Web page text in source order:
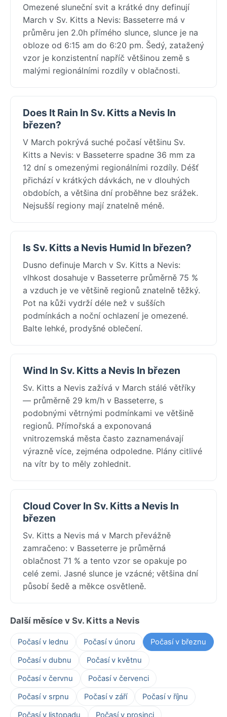
Omezené sluneční svit a krátké dny definují
March v Sv. Kitts a Nevis: Basseterre má v
průměru jen 2.0h přímého slunce, slunce je na
obloze od 6:15 am do 6:20 pm. Šedý, zatažený
vzor je konzistentní napříč většinou země s
malými regionálními rozdíly v oblačnosti.
Does It Rain In Sv. Kitts a Nevis In
březen?
V March pokrývá suché počasí většinu Sv.
Kitts a Nevis: v Basseterre spadne 36 mm za
12 dní s omezenými regionálními rozdíly. Déšť
přichází v krátkých dávkách, ne v dlouhých
obdobích, a většina dní proběhne bez srážek.
Nejsušší regiony mají znatelně méně.
Is Sv. Kitts a Nevis Humid In březen?
Dusno definuje March v Sv. Kitts a Nevis:
vlhkost dosahuje v Basseterre průměrně 75 %
a vzduch je ve většině regionů znatelně těžký.
Pot na kůži vydrží déle než v sušších
podmínkách a noční ochlazení je omezené.
Balte lehké, prodyšné oblečení.
Wind In Sv. Kitts a Nevis In březen
Sv. Kitts a Nevis zažívá v March stálé větříky
— průměrně 29 km/h v Basseterre, s
podobnými větrnými podmínkami ve většině
regionů. Přímořská a exponovaná
vnitrozemská města často zaznamenávají
výrazně více, zejména odpoledne. Plány citlivé
na vítr by to měly zohlednit.
Cloud Cover In Sv. Kitts a Nevis In
březen
Sv. Kitts a Nevis má v March převážně
zamračeno: v Basseterre je průměrná
oblačnost 71 % a tento vzor se opakuje po
celé zemi. Jasné slunce je vzácné; většina dní
působí šedě a měkce osvětleně.
Další měsíce v Sv. Kitts a Nevis
Počasí v lednu Počasí v únoru
Počasí v březnu
Počasí v dubnu
Počasí v květnu
Počasí v červnu
Počasí v červenci
Počasí v srpnu
Počasí v září
Počasí v říjnu
Počasí v listopadu
Počasí v prosinci